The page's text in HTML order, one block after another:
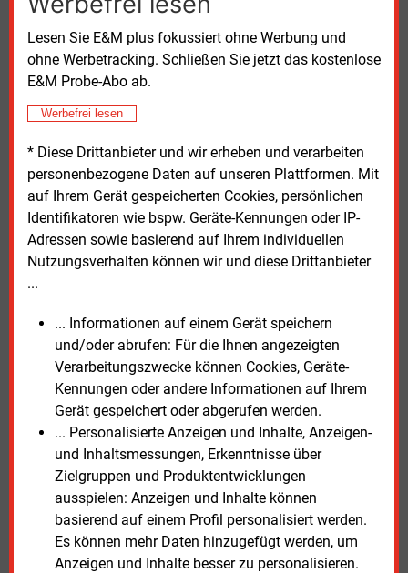
Lesen Sie E&M plus fokussiert ohne Werbung und
ohne Werbetracking. Schließen Sie jetzt das kostenlose
E&M Probe-Abo ab.
Werbefrei lesen
* Diese Drittanbieter und wir erheben und verarbeiten
personenbezogene Daten auf unseren Plattformen. Mit
auf Ihrem Gerät gespeicherten Cookies, persönlichen
Identifikatoren wie bspw. Geräte-Kennungen oder IP-
Adressen sowie basierend auf Ihrem individuellen
Nutzungsverhalten können wir und diese Drittanbieter
...
... Informationen auf einem Gerät speichern
und/oder abrufen: Für die Ihnen angezeigten
Verarbeitungszwecke können Cookies, Geräte-
Kennungen oder andere Informationen auf Ihrem
Gerät gespeichert oder abgerufen werden.
... Personalisierte Anzeigen und Inhalte, Anzeigen-
und Inhaltsmessungen, Erkenntnisse über
Zielgruppen und Produktentwicklungen
ausspielen: Anzeigen und Inhalte können
basierend auf einem Profil personalisiert werden.
Es können mehr Daten hinzugefügt werden, um
Anzeigen und Inhalte besser zu personalisieren.
bewerteten Durchschnitt über alle vom NIS2UmsuCG
betroffenen Unternehmen handelt. Und sie schreiben:
„Im Falle eines Cyberangriffs auf ein
Energieversorgungsunternehmen kann der Schaden
Energieversorgung nicht mehr gewährleistet werden
kann und in einem Dominoeffekt weitere kritische
Einrichtungen anderer Sektoren nicht mehr operieren
können.“
Im abschließenden Kapitel erläutern sie den Return
on Security Investment zur Verdeutlichung der
betriebswirtschaftlichen Konzept des Returns on
Investment. Es wird die Eintrittswahrscheinlichkeit
eines Angriffs vor und nach der Implementierung von
Gegenmaßnahmen bestimmt und daraus ein
jährlicher Verlust berechnet.
Die Berechnungsbeispiele der Verfasser ergeben,
dass bei besonders wichtigen Einrichtungen die
Investitionen in IT-Sicherheit sich bereits im zweiten
Jahr rentieren. Bei wichtigen Einrichtungen rentieren
sie sich bereits im ersten Jahr.